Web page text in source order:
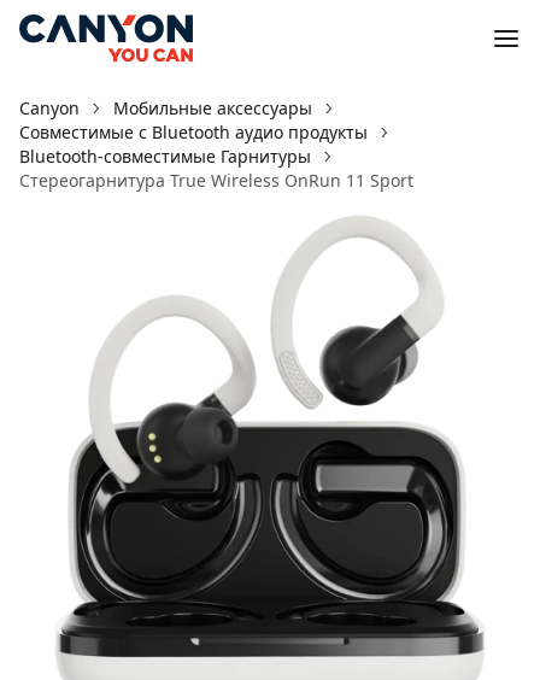
Canyon
Мобильные аксессуары
Совместимые с Bluetooth аудио продукты
Bluetooth-совместимые Гарнитуры
Стереогарнитура True Wireless OnRun 11 Sport